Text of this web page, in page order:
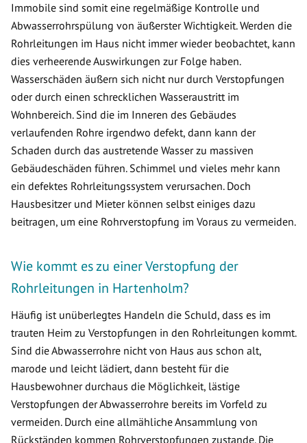
Immobile sind somit eine regelmäßige Kontrolle und
Abwasserrohrspülung von äußerster Wichtigkeit. Werden die
Rohrleitungen im Haus nicht immer wieder beobachtet, kann
dies verheerende Auswirkungen zur Folge haben.
Wasserschäden äußern sich nicht nur durch Verstopfungen
oder durch einen schrecklichen Wasseraustritt im
Wohnbereich. Sind die im Inneren des Gebäudes
verlaufenden Rohre irgendwo defekt, dann kann der
Schaden durch das austretende Wasser zu massiven
Gebäudeschäden führen. Schimmel und vieles mehr kann
ein defektes Rohrleitungssystem verursachen. Doch
Hausbesitzer und Mieter können selbst einiges dazu
beitragen, um eine Rohrverstopfung im Voraus zu vermeiden.
Wie kommt es zu einer Verstopfung der
Rohrleitungen in Hartenholm?
Häufig ist unüberlegtes Handeln die Schuld, dass es im
trauten Heim zu Verstopfungen in den Rohrleitungen kommt.
Sind die Abwasserrohre nicht von Haus aus schon alt,
marode und leicht lädiert, dann besteht für die
Hausbewohner durchaus die Möglichkeit, lästige
Verstopfungen der Abwasserrohre bereits im Vorfeld zu
vermeiden. Durch eine allmähliche Ansammlung von
Rückständen kommen Rohrverstopfungen zustande. Die